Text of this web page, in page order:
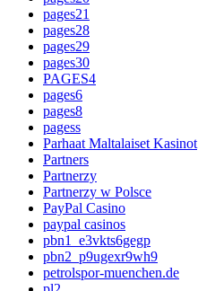
pages21
pages28
pages29
pages30
PAGES4
pages6
pages8
pagess
Parhaat Maltalaiset Kasinot
Partners
Partnerzy
Partnerzy w Polsce
PayPal Casino
paypal casinos
pbn1_e3vkts6gegp
pbn2_p9ugexr9wh9
petrolspor-muenchen.de